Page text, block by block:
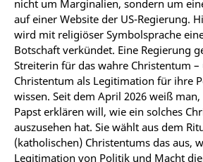
nicht um Marginalien, sondern um
auf einer Website der US-Regierung.
wird mit religiöser Symbolsprache
Botschaft verkündet. Eine Regierung
Streiterin für das wahre Christentum
Christentum als Legitimation für ihre
wissen. Seit dem April 2026 weiß man,
Papst erklären will, wie ein solches
auszusehen hat. Sie wählt aus dem
(katholischen) Christentums das aus,
Legitimation von Politik und Macht